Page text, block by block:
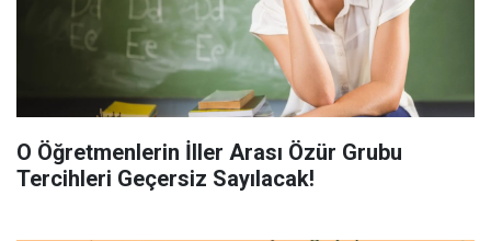
O Öğretmenlerin İller Arası Özür Grubu
Tercihleri Geçersiz Sayılacak!